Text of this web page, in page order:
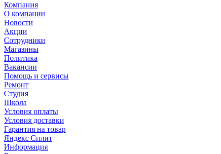
Компания
О компании
Новости
Акции
Сотрудники
Магазины
Политика
Вакансии
Помощь и сервисы
Ремонт
Студия
Школа
Условия оплаты
Условия доставки
Гарантия на товар
Яндекс Сплит
Информация